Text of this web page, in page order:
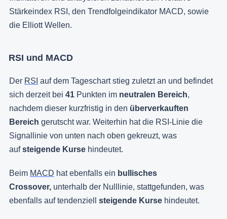
Stärkeindex RSI, den Trendfolgeindikator MACD, sowie
die Elliott Wellen.
RSI und MACD
Der RSI auf dem Tageschart stieg zuletzt an und befindet
sich derzeit bei 41 Punkten im neutralen Bereich,
nachdem dieser kurzfristig in den überverkauften
Bereich gerutscht war. Weiterhin hat die RSI-Linie die
Signallinie von unten nach oben gekreuzt, was
aufsteigende Kurse hindeutet.
Beim MACD hat ebenfalls ein bullisches
Crossover, unterhalb der Nulllinie, stattgefunden, was
ebenfalls auf tendenziell steigende Kurse hindeutet.